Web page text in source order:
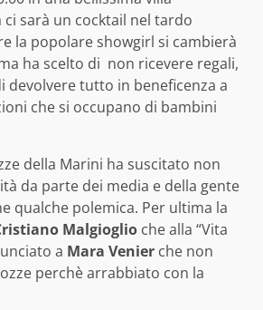
ci sarà un cocktail nel tardo
la popolare showgirl si cambierà
ha scelto di non ricevere regali,
devolvere tutto in beneficenza a
che si occupano di bambini
della Marini ha suscitato non
da parte dei media e della gente
qualche polemica. Per ultima la
Malgioglio che alla “Vita
a Mara Venier che non
perchè arrabbiato con la